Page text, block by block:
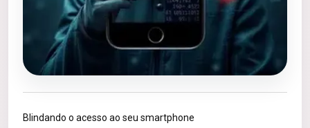
Blindando o acesso ao seu smartphone